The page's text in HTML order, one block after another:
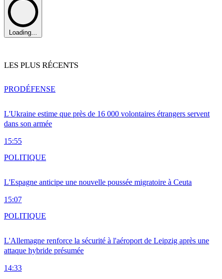
Loading...
LES PLUS RÉCENTS
L'Ukraine estime que près de 16 000 volontaires étrangers servent
dans son armée
15:55
PRODÉFENSE
L'Espagne anticipe une nouvelle poussée migratoire à Ceuta
15:07
POLITIQUE
L'Allemagne renforce la sécurité à l'aéroport de Leipzig après une
attaque hybride présumée
14:33
POLITIQUE